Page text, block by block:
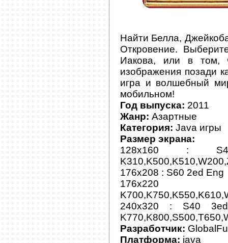
Найти Белла,
Откровение.
Иакова, или в том,
изображения позади
игра и волшебный
мобильном!
Год выпуска: 2011
Жанр: Азартные
Категория: Java игры
Размер экрана:
128x160 :
176x208 : S60 2ed Eng
240x320 : S40
Разработчик:
Платформа: java